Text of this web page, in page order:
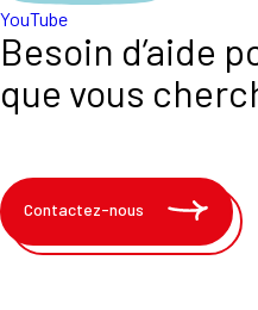
YouTube
Besoin d’aide
que vous
Contactez-nous